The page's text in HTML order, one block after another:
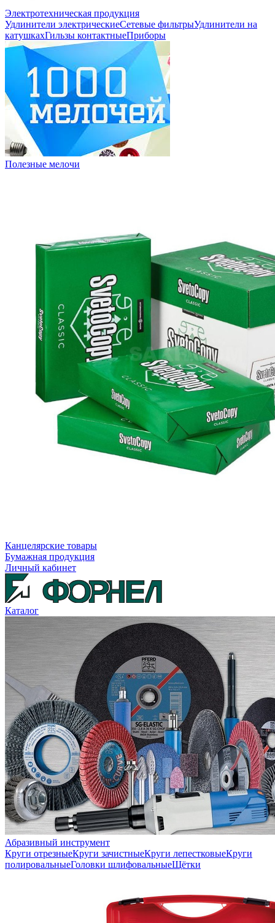
Электротехническая продукция
Удлинители электрическиеСетевые фильтрыУдлинители на
катушкахГильзы контактныеПриборы
Полезные мелочи
Канцелярские товары
Бумажная продукция
Личный кабинет
Каталог
Абразивный инструмент
Круги отрезныеКруги зачистныеКруги лепестковыеКруги
полировальныеГоловки шлифовальныеЩётки